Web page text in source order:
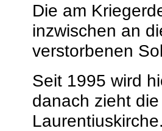
Die am
inzwischen an
verstorbenen
Seit 1995 wird
danach zieht
Laurentiuskirche.